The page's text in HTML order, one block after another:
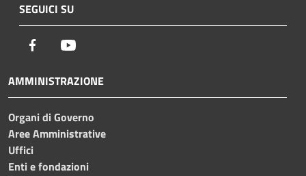
SEGUICI SU
Facebook
AMMINISTRAZIONE
Organi di Governo
Aree Amministrative
Uffici
Enti e fondazioni